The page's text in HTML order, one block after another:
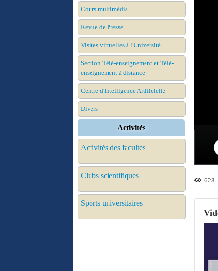
Cours multimédia
Revue de Presse
Visites virtuelles à l'Université
Section Télé-enseignement et Télé-
enseignement à distance
Centre d'Intelligence Artificielle
Divers
Activités
Activités des facultés
Clubs scientifiques
Sports universitaires
623